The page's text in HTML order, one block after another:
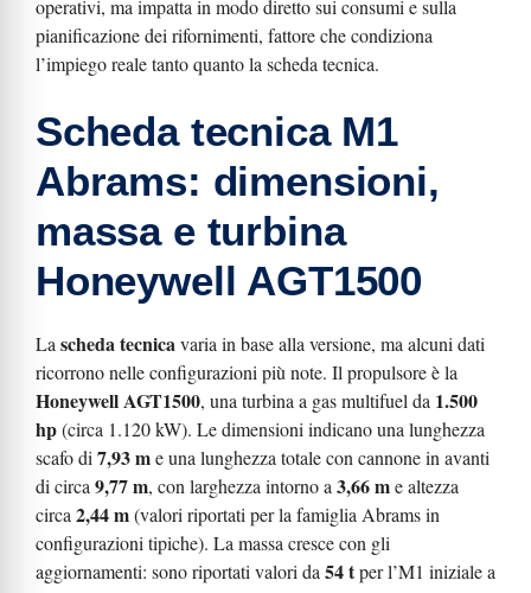
operativi, ma impatta in modo diretto sui consumi e sulla
pianificazione dei rifornimenti, fattore che condiziona
l’impiego reale tanto quanto la scheda tecnica.
Scheda tecnica M1
Abrams: dimensioni,
massa e turbina
Honeywell AGT1500
La scheda tecnicavaria in base alla versione, ma alcuni dati
ricorrono nelle configurazioni più note. Il propulsore è la
Honeywell AGT1500, una turbina a gas multifuel da 1.500
hp(circa 1.120 kW). Le dimensioni indicano una lunghezza
scafo di 7,93 me una lunghezza totale con cannone in avanti
di circa 9,77 m, con larghezza intorno a 3,66 me altezza
circa 2,44 m(valori riportati per la famiglia Abrams in
configurazioni tipiche). La massa cresce con gli
aggiornamenti: sono riportati valori da 54 tper l’M1 iniziale a